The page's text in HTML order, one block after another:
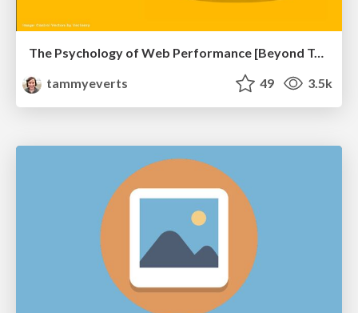
The Psychology of Web Performance [Beyond Tellerrand 2023]
tammyeverts
49 3.5k